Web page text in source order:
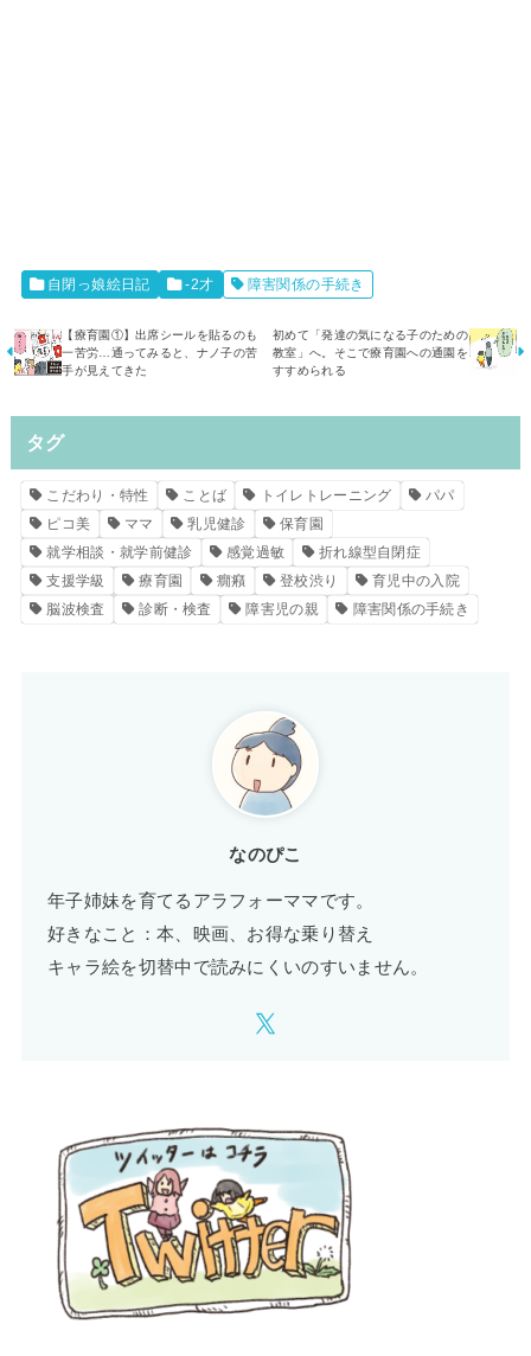
自閉っ娘絵日記 -2才 障害関係の手続き
【療育園①】出席シールを貼るのも
一苦労…通ってみると、ナノ子の苦
手が見えてきた
初めて「発達の気になる子のための
教室」へ。そこで療育園への通園を
すすめられる
タグ
こだわり・特性 ことば トイレトレーニング
パパ
ピコ美
ママ 乳児健診
保育園
就学相談・就学前健診
感覚過敏
折れ線型自閉症
支援学級
療育園 癇癪 登校渋り
育児中の入院
脳波検査
診断・検査 障害児の親 障害関係の手続き
なのぴこ
年子姉妹を育てるアラフォーママです。
好きなこと：本、映画、お得な乗り替え
キャラ絵を切替中で読みにくいのすいません。